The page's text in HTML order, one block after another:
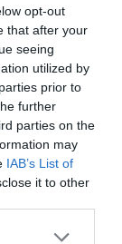
opt-out
that after your
seeing
utilized by
prior to
further
parties on the
may
IAB’s List of
it to other
more Google